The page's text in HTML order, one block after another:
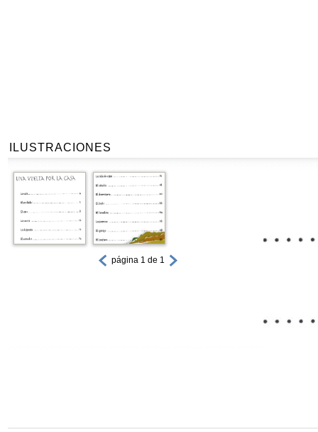
ILUSTRACIONES
página 1 de 1